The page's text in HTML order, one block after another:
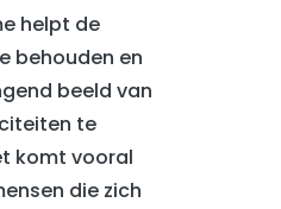
helpt de
behouden en
beeld van
te
komt vooral
die zich